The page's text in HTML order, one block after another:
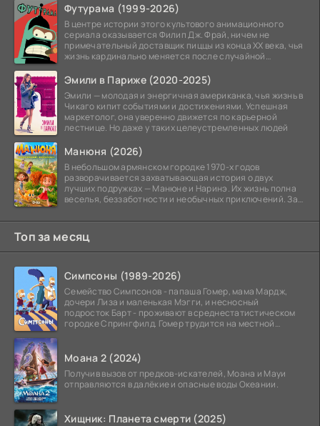
Футурама (1999-2026)
В центре истории этого культового анимационного
сериала оказывается Филип Дж. Фрай, ничем не
примечательный доставщик пиццы из конца XX века, чья
жизнь кардинально меняется после случайной
Эмили в Париже (2020-2025)
Эмили — молодая и энергичная американка, чья жизнь в
Чикаго кипит событиями и достижениями. Успешная
маркетолог, она уверенно движется по карьерной
лестнице. Но даже у таких целеустремленных людей
Манюня (2026)
В небольшом армянском городке 1970-х годов
разворачивается захватывающая история о двух
лучших подружках — Манюне и Наринэ. Их жизнь полна
веселья, беззаботности и необычных приключений. За
Топ за месяц
Симпсоны (1989-2026)
Семейство Симпсонов - папаша Гомер, мама Мардж,
дочери Лиза и маленькая Мэгги, и несносный
подросток Барт - проживают в среднестатистическом
городке Спрингфилд. Гомер трудится на местной
Моана 2 (2024)
Получив вызов от предков-искателей, Моана и Мауи
отправляются в далёкие и опасные воды Океании.
Хищник: Планета смерти (2025)